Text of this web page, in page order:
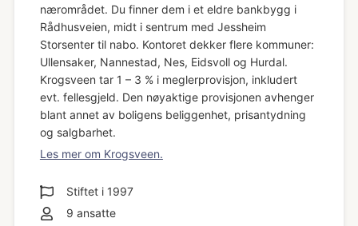
nærområdet. Du finner dem i et eldre bankbygg i
Rådhusveien, midt i sentrum med Jessheim
Storsenter til nabo. Kontoret dekker flere kommuner:
Ullensaker, Nannestad, Nes, Eidsvoll og Hurdal.
Krogsveen tar 1 – 3 % i meglerprovisjon, inkludert
evt. fellesgjeld. Den nøyaktige provisjonen avhenger
blant annet av boligens beliggenhet, prisantydning
og salgbarhet.
Les mer om Krogsveen.
Stiftet i 1997
9 ansatte